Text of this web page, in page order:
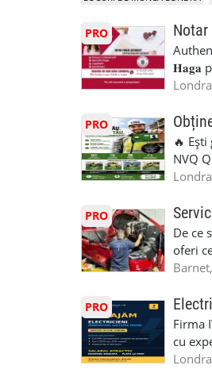
PRO
𝐇𝐚𝐠𝐚
PRO
🔥
NVQ
noi
6RR
te
PRO
De ce
oferi
Auto.
garaj
PRO
Firma
cu